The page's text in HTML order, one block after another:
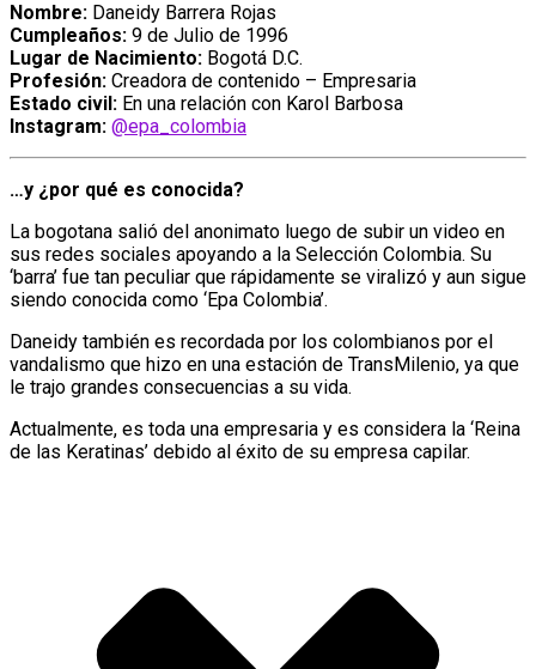
Nombre: Daneidy Barrera Rojas
Cumpleaños: 9 de Julio de 1996
Lugar de Nacimiento: Bogotá D.C.
Profesión: Creadora de contenido – Empresaria
Estado civil: En una relación con Karol Barbosa
Instagram: @epa_colombia
…y ¿por qué es conocida?
La bogotana salió del anonimato luego de subir un video en
sus redes sociales apoyando a la Selección Colombia. Su
‘barra’ fue tan peculiar que rápidamente se viralizó y aun sigue
siendo conocida como ‘Epa Colombia’.
Daneidy también es recordada por los colombianos por el
vandalismo que hizo en una estación de TransMilenio, ya que
le trajo grandes consecuencias a su vida.
Actualmente, es toda una empresaria y es considera la ‘Reina
de las Keratinas’ debido al éxito de su empresa capilar.